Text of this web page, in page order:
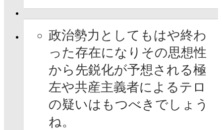
政治勢力としてもはや終わ
った存在になりその思想性
から先鋭化が予想される極
左や共産主義者によるテロ
の疑いはもつべきでしょう
ね。